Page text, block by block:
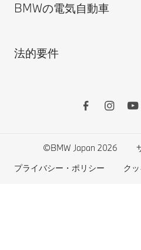
BMWのCSR活動
BMW Motorrad
BMW純正アクセサリー
BMWタイヤ＆ホイール
BMWファイナンシャル・サービ
ご購入の前に
新車在庫検索
BMWの電気自動車
BMWの電気自動車
エコカー減税および補助金制度
法的要件
©BMW Japan 2026
プライバシー・ポリシー
ク